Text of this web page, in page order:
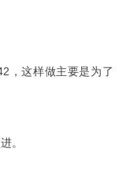
，这样做主要是为了
。